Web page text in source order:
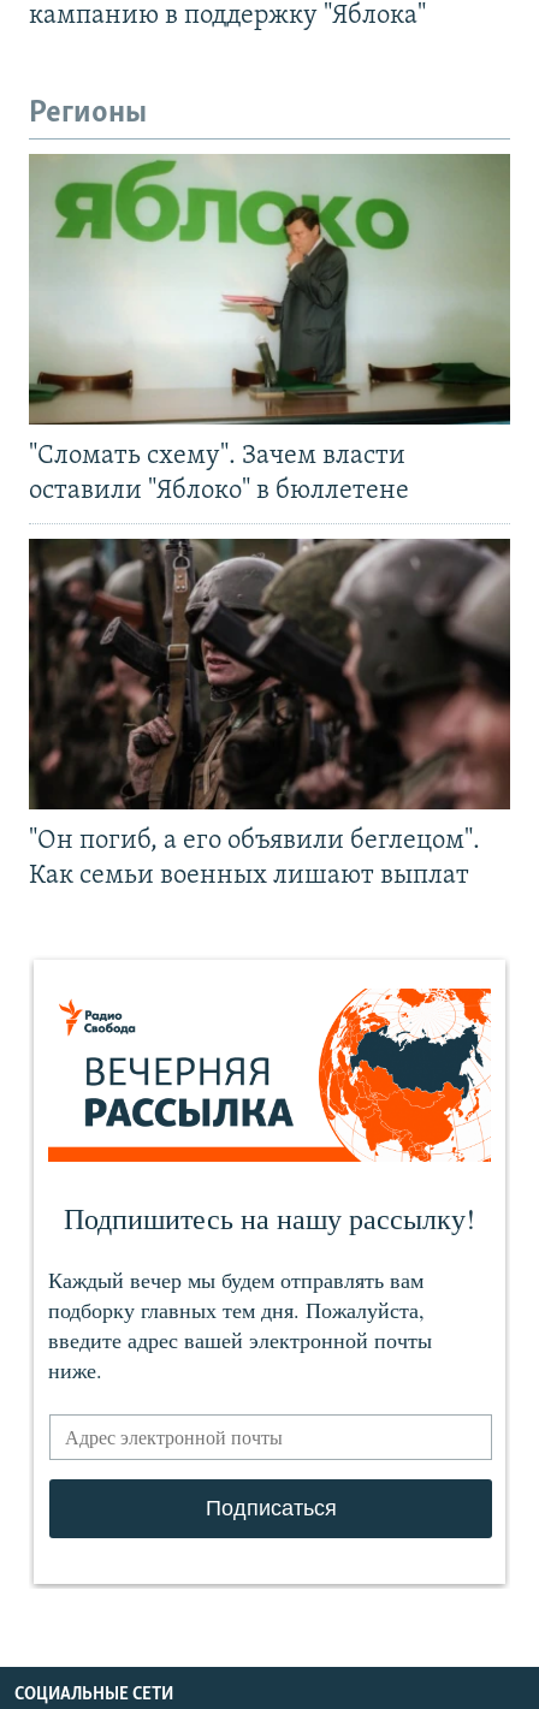
кампанию в поддержку "Яблока"
Регионы
"Сломать схему". Зачем власти
оставили "Яблоко" в бюллетене
"Он погиб, а его объявили беглецом".
Как семьи военных лишают выплат
СОЦИАЛЬНЫЕ СЕТИ